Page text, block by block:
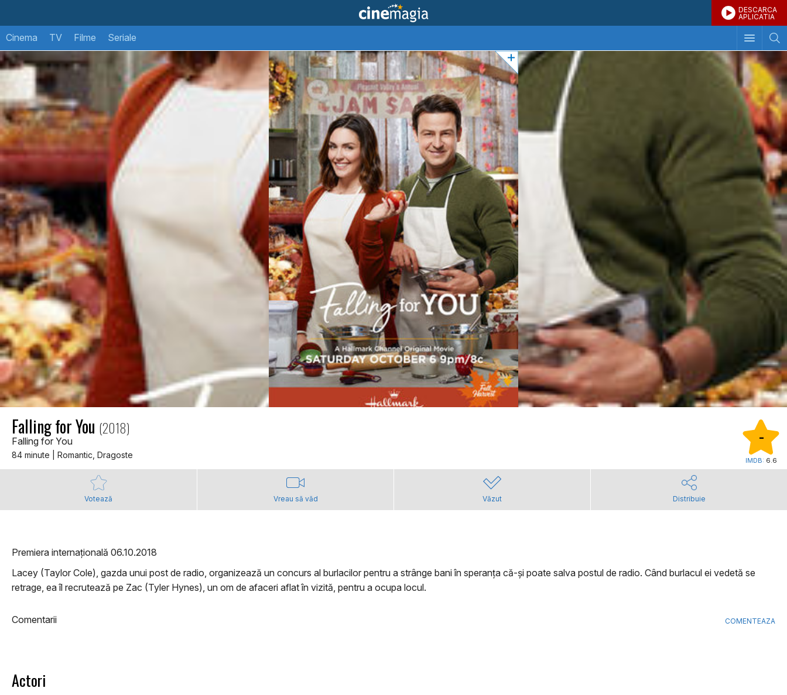
DESCARCA
APLICATIA
Cinema TV Filme Seriale
Falling for You (2018)
Falling for You
84 minute | Romantic, Dragoste
-
IMDB: 6.6
Votează Vreau să văd Văzut Distribuie
Premiera internațională 06.10.2018
Lacey (Taylor Cole), gazda unui post de radio, organizează un concurs al burlacilor pentru a strânge bani în speranța că-și poate salva postul de radio. Când burlacul ei vedetă se
retrage, ea îl recrutează pe Zac (Tyler Hynes), un om de afaceri aflat în vizită, pentru a ocupa locul.
Comentarii COMENTEAZA
Actori